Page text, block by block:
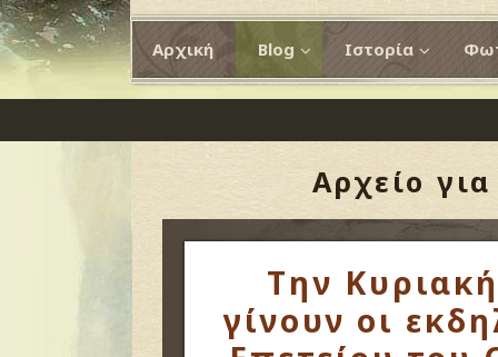
Αρχική Blog Ιστορία
Αρχείο
Την
γίνουν οι